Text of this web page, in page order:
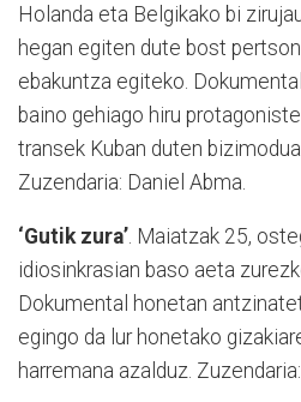
Holanda eta Belgikako bi
hegan egiten dute bost
ebakuntza egiteko.
baino gehiago hiru
transek Kuban duten
Zuzendaria: Daniel Abma.
‘Gutik zura’. Maiatzak 25,
idiosinkrasian baso aeta
Dokumental honetan
egingo da lur honetako
harremana azalduz.